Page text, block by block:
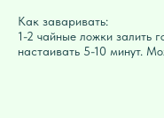
Как заваривать:
1-2 чайные ложки залить
настаивать 5-10 минут.